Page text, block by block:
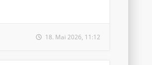
18. Mai 2026, 11:12